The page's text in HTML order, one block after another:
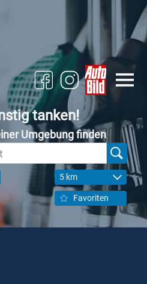
tanken!
Umgebung finden
5 km
Favoriten